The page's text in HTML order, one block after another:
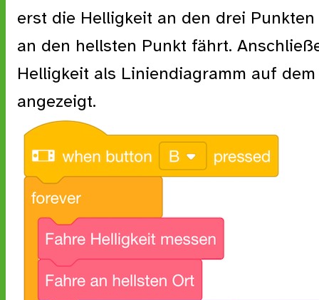
erst die Helligkeit an den drei
an den hellsten Punkt fährt.
Helligkeit als Liniendiagramm auf dem
angezeigt.